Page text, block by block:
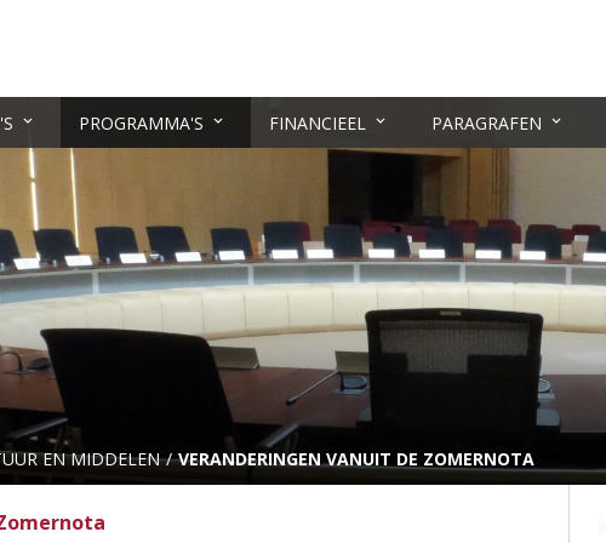
PROGRAMMA'S FINANCIEEL PARAGRAFEN
EN MIDDELEN VERANDERINGEN VANUIT DE ZOMERNOTA